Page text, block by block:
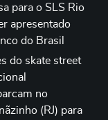
para o SLS Rio
apresentado
do Brasil
do skate street
no
(RJ) para